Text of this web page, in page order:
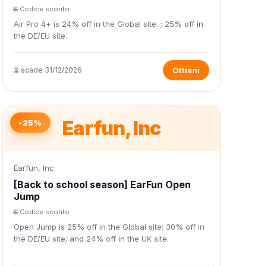
🌐 Codice sconto
Air Pro 4+ is 24% off in the Global site. ; 25% off in
the DE/EU site.
⏳ scade 31/12/2026 Ottieni
Earfun, Inc
-25%
Earfun, Inc
[Back to school season] EarFun Open
Jump
🌐 Codice sconto
Open Jump is 25% off in the Global site; 30% off in
the DE/EU site; and 24% off in the UK site.